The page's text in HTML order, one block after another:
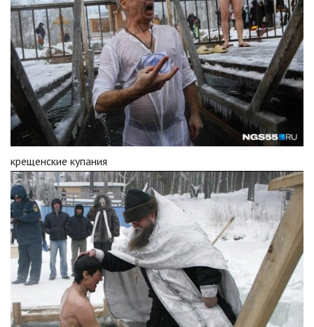
крещенские купания